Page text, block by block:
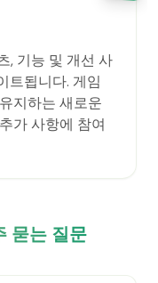
, 기능 및 개선 사
트됩니다. 게임
지하는 새로운
가 사항에 참여
묻는 질문